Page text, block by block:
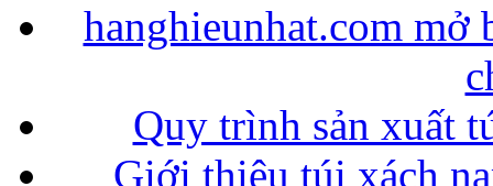
hanghieunhat.com mở
Quy trình sản xuất
Giới thiệu túi xách